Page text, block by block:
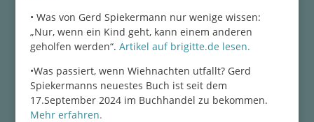
• Was von Gerd Spiekermann nur wenige wissen:
„Nur, wenn ein Kind geht, kann einem anderen
geholfen werden“. Artikel auf brigitte.de lesen.
•Was passiert, wenn Wiehnachten utfallt? Gerd
Spiekermanns neuestes Buch ist seit dem
17.September 2024 im Buchhandel zu bekommen.
Mehr erfahren.